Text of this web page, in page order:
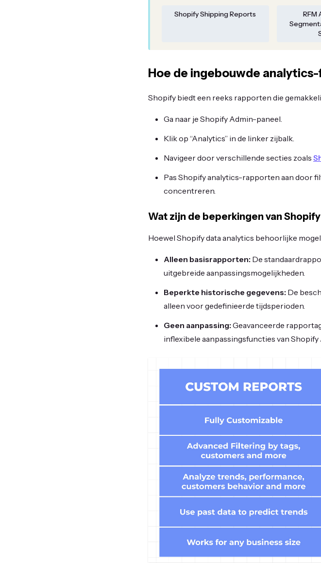
Shopify Shipping Reports
RFM
Hoe de ingebouwde
Shopify biedt een reeks rapporten die
Ga naar je Shopify Admin-paneel.
Klik op “Analytics” in de linker zijbalk.
Navigeer door verschillende secties zoals
Pas Shopify analytics-rapporten aan door
concentreren.
Wat zijn de beperkingen van
Hoewel Shopify data analytics behoorlijke
Alleen basisrapporten: De
uitgebreide aanpassingsmogelijkheden.
Beperkte historische gegevens: De
alleen voor gedefinieerde tijdsperioden.
Geen aanpassing: Geavanceerde
inflexibele aanpassingsfuncties van Shopify